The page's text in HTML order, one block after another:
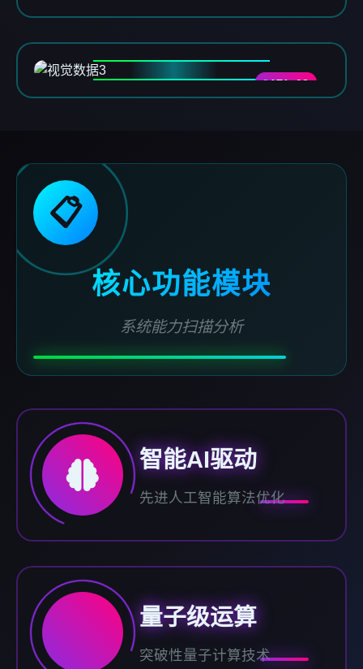
DATA-03
📋
核心功能模块
系统能力扫描分析
智能AI驱动
先进人工智能算法优化
量子级运算
突破性量子计算技术